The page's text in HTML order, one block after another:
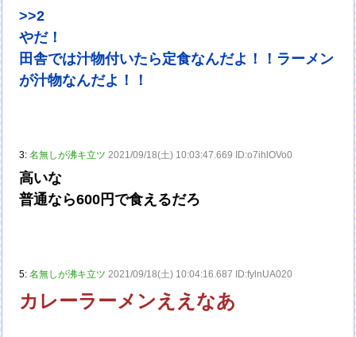
>>2
やだ！
田舎では汁物付いたら定食なんだよ！！ラーメン
が汁物なんだよ！！
3:名無しが沸キ立ツ 2021/09/18(土) 10:03:47.669 ID:o7ihlOVo0
高いな
普通なら600円で食えるだろ
5:名無しが沸キ立ツ 2021/09/18(土) 10:04:16.687 ID:fylnUA020
カレーラーメンええなあ